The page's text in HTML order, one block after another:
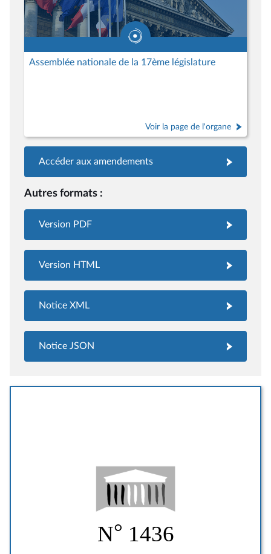
Assemblée nationale de la 17ème législature
Voir la page de l'organe
Accéder aux amendements
Autres formats :
Version PDF
Version HTML
Notice XML
Notice JSON